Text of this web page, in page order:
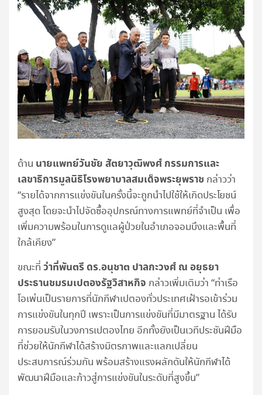
ด้าน นายแพทย์วันชัย สัตยาวุฒิพงศ์ กรรมการและ
เลขาธิการมูลนิธิโรงพยาบาลสมเด็จพระยุพราช กล่าวว่า
“รายได้จากการแข่งขันในครั้งนี้จะถูกนำไปใช้ให้เกิดประโยชน์
สูงสุด โดยจะนำไปจัดซื้ออุปกรณ์ทางการแพทย์ที่จำเป็น เพื่อ
เพิ่มความพร้อมในการดูแลผู้ป่วยในอำเภอจอมบึงและพื้นที่
ใกล้เคียง”
ขณะที่ ว่าที่พันตรี ดร.อนุชาต ปาลกะวงศ์ ณ อยุธยา
ประธานชมรมเปตองรัฐวิสาหกิจ กล่าวเพิ่มเติมว่า “ท่าเรือ
โอเพ่นเป็นรายการที่นักกีฬาเปตองทั่วประเทศเฝ้ารอเข้าร่วม
การแข่งขันในทุกปี เพราะเป็นการแข่งขันที่มีมาตรฐาน ได้รับ
การยอมรับในวงการเปตองไทย อีกทั้งยังเป็นเวทีประชันฝีมือ
ที่ช่วยให้นักกีฬาได้สร้างมิตรภาพและแลกเปลี่ยน
ประสบการณ์ร่วมกัน พร้อมสร้างแรงผลักดันให้นักกีฬาได้
พัฒนาฝีมือและก้าวสู่การแข่งขันในระดับที่สูงขึ้น”